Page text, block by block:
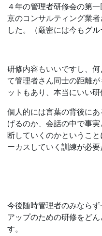
４年の管理者研修会の第
京のコンサルティング業
した。（厳密には今もグル
研修内容もいいですし、
て管理者さん同士の距離
ットもあり、本当にいい研
個人的には言葉の背後に
げるのか、会話の中で事
断していくのかというこ
ーカスしていく訓練が必要
今後随時管理者のみなら
アップのための研修をど
す。